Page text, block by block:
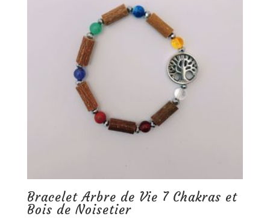
Bracelet Arbre de Vie 7 Chakras et
Bois de Noisetier